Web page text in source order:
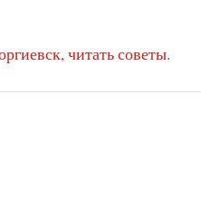
читать советы.